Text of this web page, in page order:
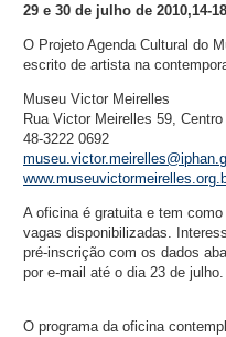
29 e 30 de julho de 2010,14-
O Projeto Agenda Cultural do
escrito de artista na
Museu Victor Meirelles
Rua Victor Meirelles 59,
48-3222 0692
A oficina é gratuita e tem
vagas disponibilizadas.
pré-inscrição com os dados
por e-mail até o dia 23 de julho.
O programa da oficina